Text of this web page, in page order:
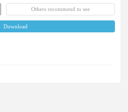
Others recommend to see
Download